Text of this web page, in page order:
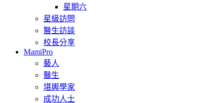
星期六
星級訪問
醫生訪談
校長分享
MamiPro
藝人
醫生
堪輿學家
成功人士